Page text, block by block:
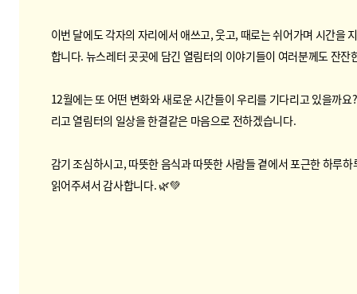
이번 달에도 각자의 자리에서 애쓰고, 웃고, 때로는 쉬어가며 시간을
합니다. 뉴스레터 곳곳에 담긴 열림터의 이야기들이 여러분께도 잔
12월에는 또 어떤 변화와 새로운 시간들이 우리를 기다리고 있을까
리고 열림터의 일상을 한결같은 마음으로 전하겠습니다.
감기 조심하시고, 따뜻한 음식과 따뜻한 사람들 곁에서 포근한 하루
읽어주셔서 감사합니다. 🌿💚